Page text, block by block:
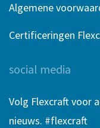
Algemene
Certificeringen
social media
Volg Flexcraft voor
nieuws. #flexcraft